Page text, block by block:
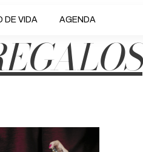
DE VIDA AGENDA